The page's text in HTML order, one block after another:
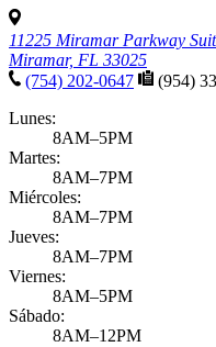
11225 Miramar Parkway
Miramar, FL 33025
(754) 202-0647
(954)
Lunes:
8AM–5PM
Martes:
8AM–7PM
Miércoles:
8AM–7PM
Jueves:
8AM–7PM
Viernes:
8AM–5PM
Sábado:
8AM–12PM